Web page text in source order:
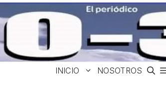
INICIO NOSOTROS